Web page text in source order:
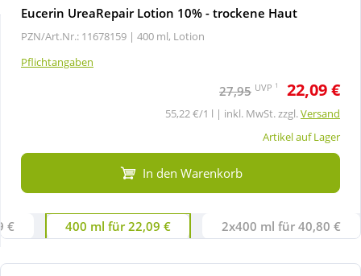
Natur & Homöopathie
Tierbedarf
Wellness
Eucerin UreaRepair Lotion 10% - trockene Haut
PZN/Art.Nr.: 11678159 | 400 ml, Lotion
Pflichtangaben
27,95 UVP 1 22,09 €
55,22 €/1 l | inkl. MwSt. zzgl.Versand
Artikel auf Lager
In den Warenkorb
€ 400 ml für 22,09 € 2x400 ml für 40,80 €